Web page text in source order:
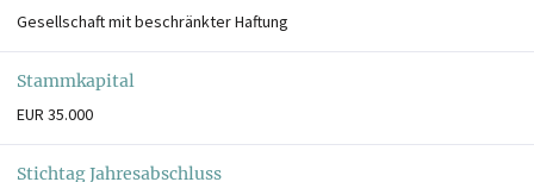
Gesellschaft mit beschränkter Haftung
Stammkapital
EUR 35.000
Stichtag Jahresabschluss